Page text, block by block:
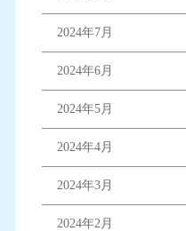
2024年7月
2024年6月
2024年5月
2024年4月
2024年3月
2024年2月